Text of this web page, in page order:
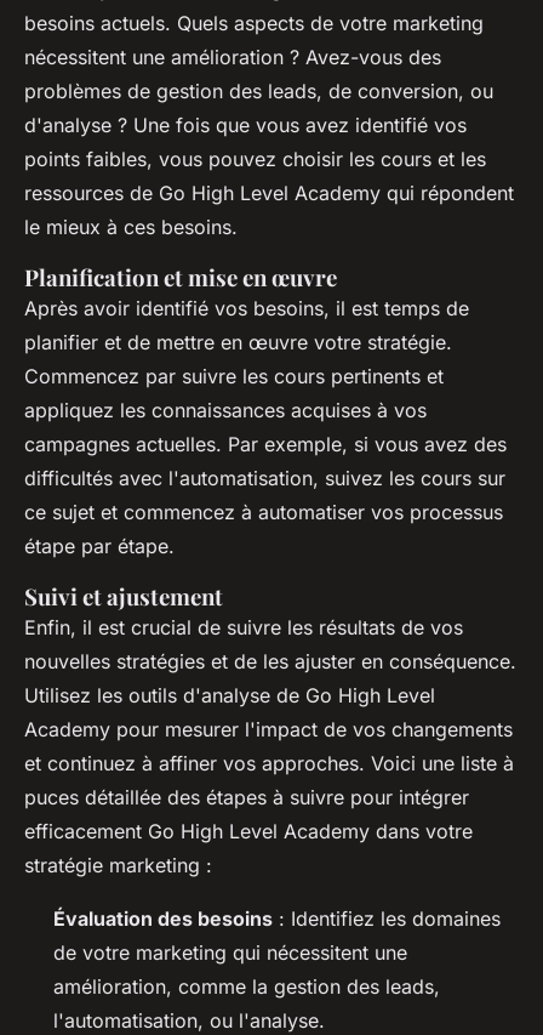
besoins actuels. Quels aspects de votre marketing
nécessitent une amélioration ? Avez-vous des
problèmes de gestion des leads, de conversion, ou
d'analyse ? Une fois que vous avez identifié vos
points faibles, vous pouvez choisir les cours et les
ressources de Go High Level Academy qui répondent
le mieux à ces besoins.
Planification et mise en œuvre
Après avoir identifié vos besoins, il est temps de
planifier et de mettre en œuvre votre stratégie.
Commencez par suivre les cours pertinents et
appliquez les connaissances acquises à vos
campagnes actuelles. Par exemple, si vous avez des
difficultés avec l'automatisation, suivez les cours sur
ce sujet et commencez à automatiser vos processus
étape par étape.
Suivi et ajustement
Enfin, il est crucial de suivre les résultats de vos
nouvelles stratégies et de les ajuster en conséquence.
Utilisez les outils d'analyse de Go High Level
Academy pour mesurer l'impact de vos changements
et continuez à affiner vos approches. Voici une liste à
puces détaillée des étapes à suivre pour intégrer
efficacement Go High Level Academy dans votre
stratégie marketing :
Évaluation des besoins : Identifiez les domaines
de votre marketing qui nécessitent une
amélioration, comme la gestion des leads,
l'automatisation, ou l'analyse.